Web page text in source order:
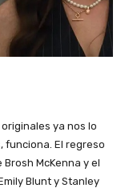
ya nos lo
funciona. El regreso
McKenna y el
Blunt y Stanley